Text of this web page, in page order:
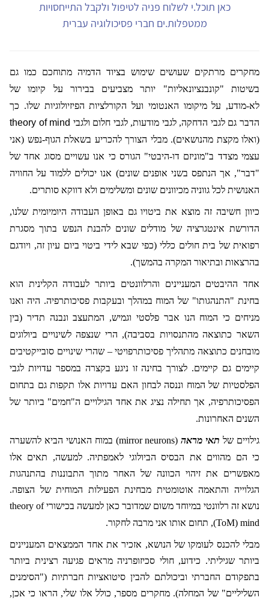
כאן תוכל.י לשלוח פניה לטיפול ולקבל התייחסויות
ממטפלות.ים חברי פסיכולוגיה עברית
מחקרים מרתקים שעושים שימוש בציוד הדמיה מתוחכם כמו גם
בשיטות "קונבנציונאליות" יותר מצביעים בבירור על קיומו של
לא-מודע, על מיקומו האנטומי ועל הקורלציות הפיזיולוגיות שלו. כך
הדבר גם לגבי הדחקה, לגבי מודעות, לגבי חלום ולגבי theory of mind
(ואלו מקצת מהנושאים). מבלי הצורך להכריע בשאלת הגוף-נפש (אני
עצמי מצדד ב"מוניזם דו-היבטי" הגורס כי אנו עשויים מסוג אחד של
"דבר", אך הנתפס בשני אופנים שונים) אנו יכולים ללמוד על החוויה
האנושית לכל גווניה מכיוונים שונים ומשלימים ולא דווקא סותרים.
כיוון חשיבה זה מוצא את ביטויו גם באופן העבודה היומיומית שלנו,
הדורשת אינטגרציה של מודלים שונים להבנת הנפש בתוך מסגרת
רפואית של בית חולים כללי (כפי שבא לידי ביטוי ביום עיון זה, ויודגם
בהרצאות ובתיאור המקרה בהמשך).
אחד ההיבטים המעניינים והרלוונטים ביותר לעבודה הקלינית הוא
בחינת "התנהגותו" של המוח במהלך ובעקבות פסיכותרפיה. היה ואנו
מניחים כי המוח הנו אבר פלסטי וגמיש, המתעצב ונבנה תדיר (בין
השאר כתוצאה מהתנסויות בסביבה), הרי שנצפה לשינויים ביולוגים
מובחנים כתוצאה מתהליך פסיכותרפויטי – שהרי שינויים סובייקטיבים
קיימים גם קיימים. לצורך בחינה זו ניגע בקצרה במספר עדויות לגבי
הפלסטיות של המוח וננסה לבחון האם עדויות אלו תקפות גם בתחום
הפסיכותרפיה, אך תחילה נציג את אחד הגילויים ה"חמים" ביותר של
השנים האחרונות.
גילויים של תאי מראה(
mirror neurons) במוח האנושי הביא להשערה
כי הם מהווים את הבסיס הביולוגי לאמפתיה. למעשה, תאים אלו
מאפשרים את זיהוי הכוונה של האחר מתוך התבוננות בהתנהגות
הגלוייה והתאמה אוטומטית מבחינת הפעילות המוחית של הצופה.
נושא זה רלוונטי במיוחד משום שמדובר כאן למעשה בכישוריtheory of
mind
(
ToM), תחום אותו אני מרבה לחקור.
מבלי להכנס לעומקו של הנושא, אזכיר את אחד הממצאים המעניינים
ביותר שגיליתי. כידוע, חולי סכיזופרניה מראים פגיעה רצינית ביותר
בתפקודם החברתי וביכולתם להבין סיטואציות חברתיות ("הסימנים
השליליים" של המחלה). מחקרים מספר, כולל אלו שלי, הראו כי אכן,